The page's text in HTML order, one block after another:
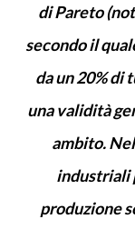
di Pareto
secondo il
da un 20% di
una validità
ambito.
industriali
produzione